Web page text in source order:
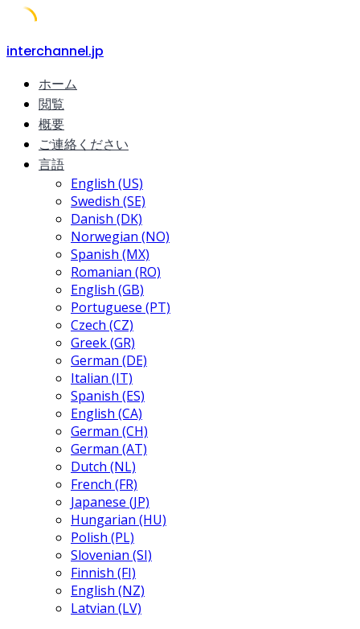
Skip
content
interchannel.jp
ホーム
閲覧
概要
ご連絡ください
言語
English (US)
Swedish (SE)
Danish (DK)
Norwegian (NO)
Spanish (MX)
Romanian (RO)
English (GB)
Portuguese (PT)
Czech (CZ)
Greek (GR)
German (DE)
Italian (IT)
Spanish (ES)
English (CA)
German (CH)
German (AT)
Dutch (NL)
French (FR)
Japanese (JP)
Hungarian (HU)
Polish (PL)
Slovenian (SI)
Finnish (FI)
English (NZ)
Latvian (LV)